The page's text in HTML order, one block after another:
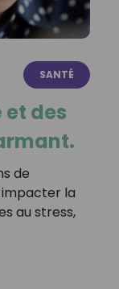
SANTÉ
et des
de
la
au stress,